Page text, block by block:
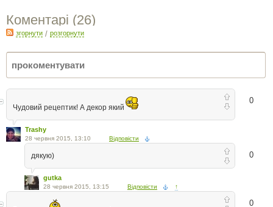
Коментарі (26)
згорнути / розгорнути
0
Чудовий рецептик! А декор який
Trashy
28 червня 2015, 13:10 Відповісти
0
дякую)
gutka
28 червня 2015, 13:15 Відповісти ↑
0